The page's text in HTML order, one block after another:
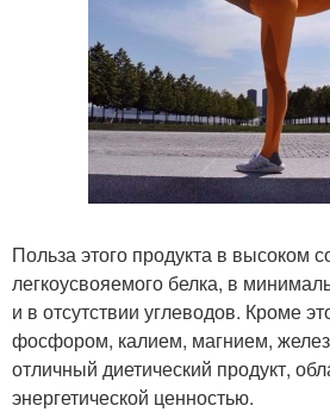
Польза этого продукта в высоком
легкоусвояемого белка, в
и в отсутствии углеводов. Кроме
фосфором, калием, магнием,
отличный диетический продукт,
энергетической ценностью.